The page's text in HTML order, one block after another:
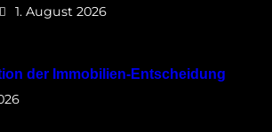
1. August 2026
der Immobilien-Entscheidung